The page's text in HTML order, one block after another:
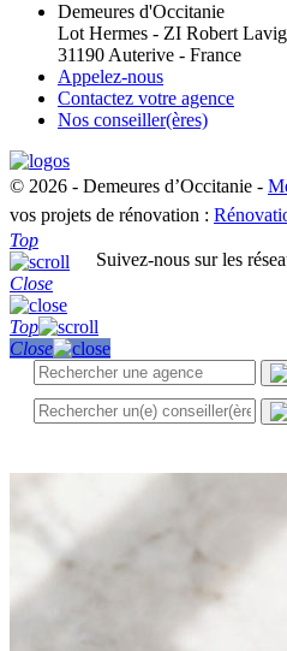
Demeures d'Occitanie
Lot Hermes - ZI Robert
31190 Auterive - France
Appelez-nous
Contactez votre agence
Nos conseiller(ères)
© 2026 - Demeures d’Occitanie -
vos projets de rénovation :
Suivez-nous sur les
Top
Close
Top
Close